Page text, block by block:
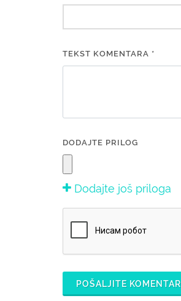
TEKST KOMENTARA *
DODAJTE PRILOG
Dodajte još priloga
POŠALJITE KOMENTAR